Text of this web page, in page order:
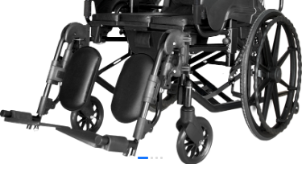
製造拠点とプロセス
サポート